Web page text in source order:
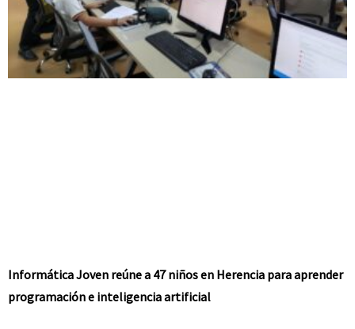
Informática Joven reúne a 47 niños en Herencia para aprender
programación e inteligencia artificial